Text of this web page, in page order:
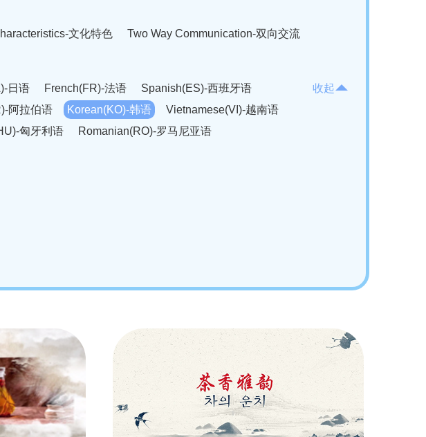
文化特色 Two Way Communication-双向交流
日语 French(FR)-法语
Spanish(ES)-西班牙语
阿拉伯语 Korean(KO)-韩语
Vietnamese(VI)-越南语
匈牙利语
Romanian(RO)-罗马尼亚语
收起